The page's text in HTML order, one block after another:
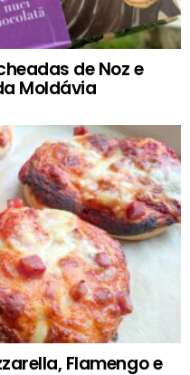
de Noz e
Moldávia
Flamengo e